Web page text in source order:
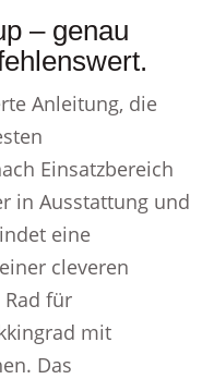
– genau
Anleitung, die
Einsatzbereich
in Ausstattung und
eine
cleveren
für
mit
Das